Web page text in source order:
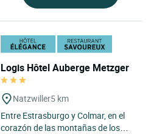
Logis Hôtel Auberge Metzger
Natzwiller5 km
Entre Estrasburgo y Colmar, en el
corazón de las montañas de los